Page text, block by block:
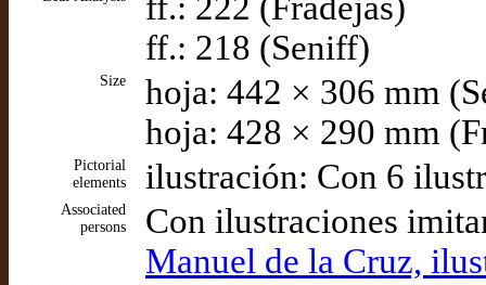
ff.: 218 (Seniff)
Size
hoja: 442 × 306 mm
hoja: 428 × 290 mm
Pictorial
elements
ilustración: Con 6
Associated
persons
Con ilustraciones
Manuel de la Cruz,